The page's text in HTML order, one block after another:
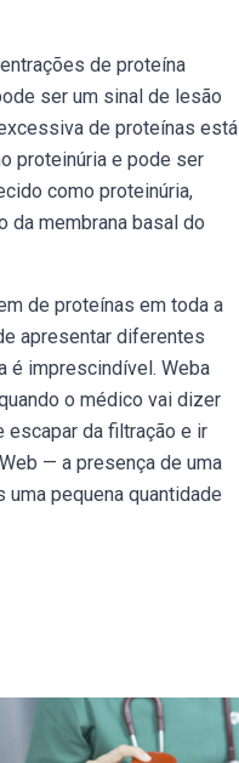
de proteína
ser um sinal de lesão
de proteínas está
proteinúria e pode ser
como proteinúria,
da membrana basal do
de proteínas em toda a
apresentar diferentes
é imprescindível. Weba
o médico vai dizer
escapar da filtração e ir
— a presença de uma
pequena quantidade